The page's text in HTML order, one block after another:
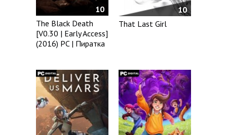
10
The Black Death
[V0.30 | Early Access]
(2016) PC | Пиратка
10
That Last Girl